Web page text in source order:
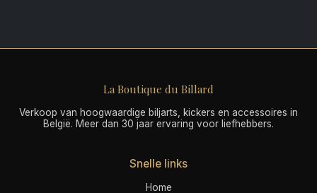
La Boutique du Billard
Verkoop van hoogwaardige biljarts, kickers en accessoires in
België. Meer dan 30 jaar ervaring voor liefhebbers.
Snelle links
Home